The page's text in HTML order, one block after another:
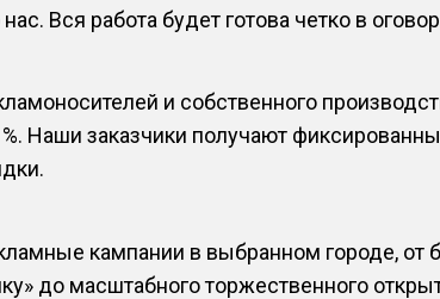
Вся работа будет готова четко в
и собственного
Наши заказчики получают
кампании в выбранном городе, от
до масштабного торжественного